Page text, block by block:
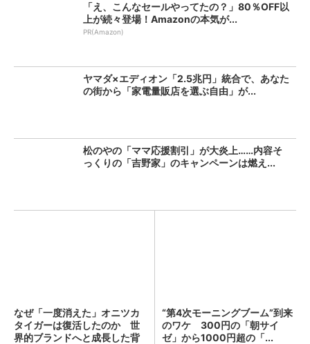
「え、こんなセールやってたの？」80％OFF以
上が続々登場！Amazonの本気が...
PR(Amazon)
ヤマダ×エディオン「2.5兆円」統合で、あなた
の街から「家電量販店を選ぶ自由」が...
松のやの「ママ応援割引」が大炎上……内容そ
っくりの「吉野家」のキャンペーンは燃え...
なぜ「一度消えた」オニツカ
タイガーは復活したのか 世
界的ブランドへと成長した背
“第4次モーニングブーム”到来
のワケ 300円の「朝サイ
ゼ」から1000円超の「...